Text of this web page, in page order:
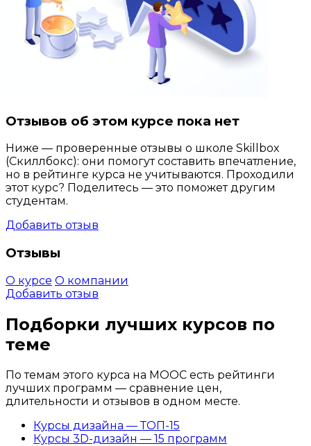
Отзывов об этом курсе пока нет
Ниже — проверенные отзывы о школе Skillbox
(Скиллбокс): они помогут составить впечатление,
но в рейтинге курса не учитываются. Проходили
этот курс? Поделитесь — это поможет другим
студентам.
Добавить отзыв
Отзывы
О курсе О компании
Добавить отзыв
Подборки лучших курсов по
теме
По темам этого курса на MOOC есть рейтинги
лучших программ — сравнение цен,
длительности и отзывов в одном месте.
Курсы дизайна — ТОП-15
Курсы 3D-дизайн — 15 программ